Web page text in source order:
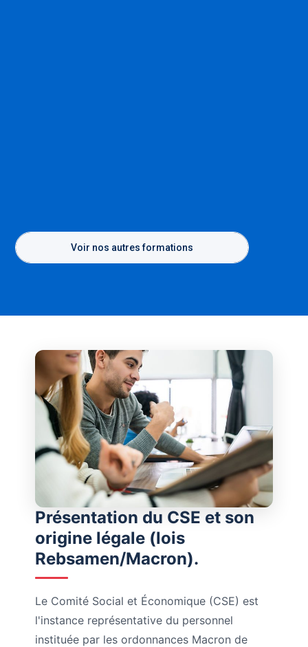
Voir nos autres formations
Présentation du CSE et son
origine légale (lois
Rebsamen/Macron).
Le Comité Social et Économique (CSE) est
l'instance représentative du personnel
instituée par les ordonnances Macron de